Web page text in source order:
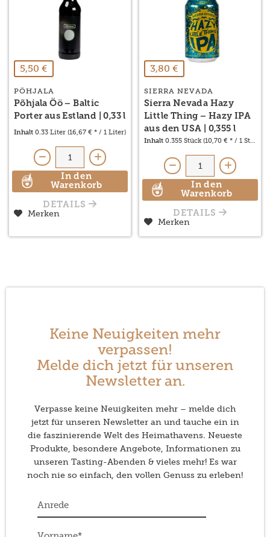
5,50 €
PÖHJALA
Põhjala Öö – Baltic
Porter aus Estland | 0,33 l
Inhalt 0.33 Liter (16,67 € * / 1 Liter)
In den
Warenkorb
DETAILS
Merken
3,80 €
SIERRA NEVADA
Sierra Nevada Hazy
Little Thing – Hazy IPA
aus den USA | 0,355 l
Inhalt 0.355 Stück (10,70 € * / 1 Stück)
In den
Warenkorb
DETAILS
Merken
Keine Neuigkeiten mehr
verpassen!
Melde dich jetzt für unseren
Newsletter an.
Verpasse keine Neuigkeiten mehr – melde dich
jetzt für unseren Newsletter an und tauche ein in
die faszinierende Welt des Heimathavens. Neueste
Produkte, besondere Angebote, Informationen zu
unseren Tasting-Abenden & vieles mehr! Es war
noch nie so einfach, den vollen Genuss zu erleben!